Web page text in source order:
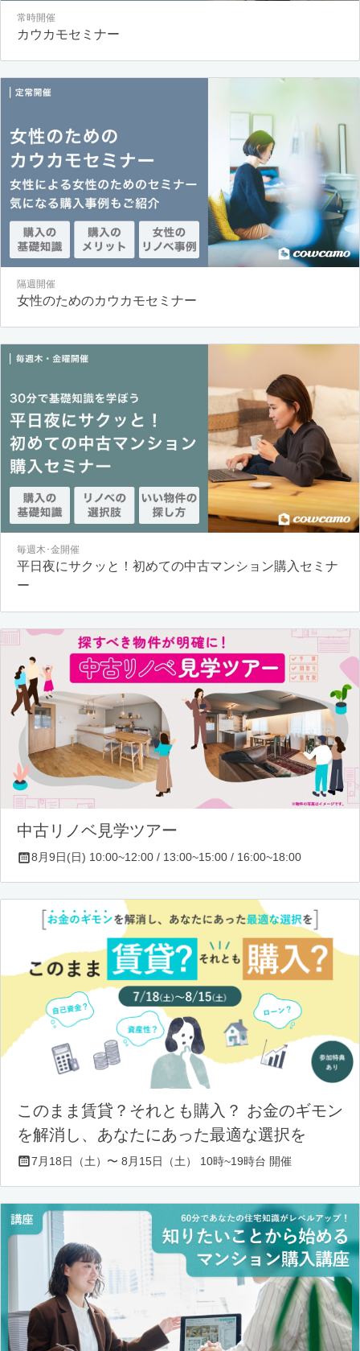
常時開催
カウカモセミナー
隔週開催
女性のためのカウカモセミナー
毎週木･金開催
平日夜にサクッと！初めての中古マンション購入セミナ
ー
中古リノベ見学ツアー
8月9日(日) 10:00~12:00 / 13:00~15:00 / 16:00~18:00
このまま賃貸？それとも購入？ お金のギモン
を解消し、あなたにあった最適な選択を
7月18日（土）〜 8月15日（土） 10時~19時台 開催